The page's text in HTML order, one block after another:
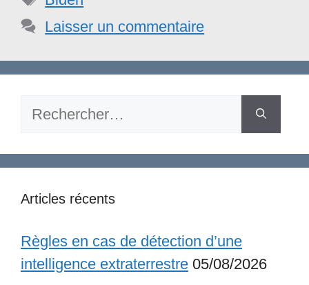
Laisser un commentaire
Rechercher :
Articles récents
Règles en cas de détection d’une
intelligence extraterrestre 05/08/2026